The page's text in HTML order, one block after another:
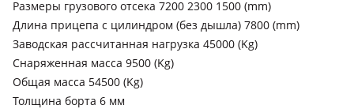
Размеры грузового отсека 7200 2300 1500 (mm)
Длина прицепа с цилиндром (без дышла) 7800 (mm)
Заводская рассчитанная нагрузка 45000 (Kg)
Снаряженная масса 9500 (Kg)
Общая масса 54500 (Kg)
Толщина борта 6 мм